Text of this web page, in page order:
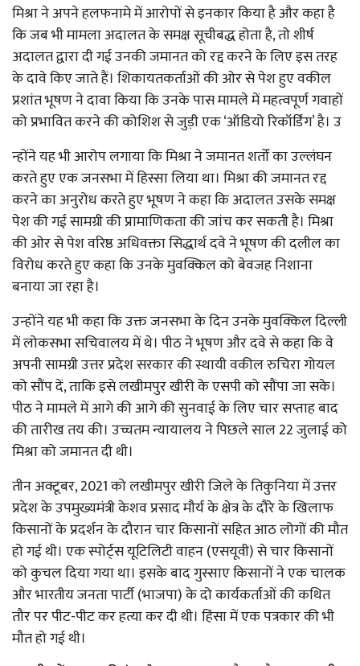
मिश्रा ने अपने हलफनामे में आरोपों से इनकार किया है और कहा है
कि जब भी मामला अदालत के समक्ष सूचीबद्ध होता है, तो शीर्ष
अदालत द्वारा दी गई उनकी जमानत को रद्द करने के लिए इस तरह
के दावे किए जाते हैं। शिकायतकर्ताओं की ओर से पेश हुए वकील
प्रशांत भूषण ने दावा किया कि उनके पास मामले में महत्वपूर्ण गवाहों
को प्रभावित करने की कोशिश से जुड़ी एक ‘ऑडियो रिकॉर्डिंग’ है। उ
न्होंने यह भी आरोप लगाया कि मिश्रा ने जमानत शर्तों का उल्लंघन
करते हुए एक जनसभा में हिस्सा लिया था। मिश्रा की जमानत रद्द
करने का अनुरोध करते हुए भूषण ने कहा कि अदालत उसके समक्ष
पेश की गई सामग्री की प्रामाणिकता की जांच कर सकती है। मिश्रा
की ओर से पेश वरिष्ठ अधिवक्ता सिद्धार्थ दवे ने भूषण की दलील का
विरोध करते हुए कहा कि उनके मुवक्किल को बेवजह निशाना
बनाया जा रहा है।
उन्होंने यह भी कहा कि उक्त जनसभा के दिन उनके मुवक्किल दिल्ली
में लोकसभा सचिवालय में थे। पीठ ने भूषण और दवे से कहा कि वे
अपनी सामग्री उत्तर प्रदेश सरकार की स्थायी वकील रुचिरा गोयल
को सौंप दें, ताकि इसे लखीमपुर खीरी के एसपी को सौंपा जा सके।
पीठ ने मामले में आगे की आगे की सुनवाई के लिए चार सप्ताह बाद
की तारीख तय की। उच्चतम न्यायालय ने पिछले साल 22 जुलाई को
मिश्रा को जमानत दी थी।
तीन अक्टूबर, 2021 को लखीमपुर खीरी जिले के तिकुनिया में उत्तर
प्रदेश के उपमुख्यमंत्री केशव प्रसाद मौर्य के क्षेत्र के दौरे के खिलाफ
किसानों के प्रदर्शन के दौरान चार किसानों सहित आठ लोगों की मौत
हो गई थी। एक स्पोर्ट्स यूटिलिटी वाहन (एसयूवी) से चार किसानों
को कुचल दिया गया था। इसके बाद गुस्साए किसानों ने एक चालक
और भारतीय जनता पार्टी (भाजपा) के दो कार्यकर्ताओं की कथित
तौर पर पीट-पीट कर हत्या कर दी थी। हिंसा में एक पत्रकार की भी
मौत हो गई थी।